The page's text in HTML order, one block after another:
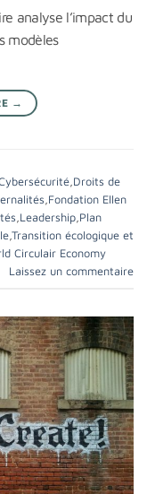
analyse l’impact du
modèles
→
,Droits de
,Fondation Ellen
,Leadership,Plan
,Transition écologique et
Circulair Economy
Laissez un commentaire